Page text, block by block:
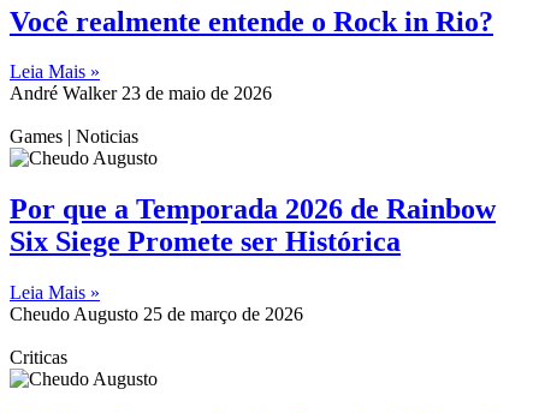
Você realmente entende o Rock in Rio?
Leia Mais »
André Walker23 de maio de 2026
Games | Noticias
Por que a Temporada 2026 de Rainbow
Six Siege Promete ser Histórica
Leia Mais »
Cheudo Augusto 25 de março de 2026
Criticas